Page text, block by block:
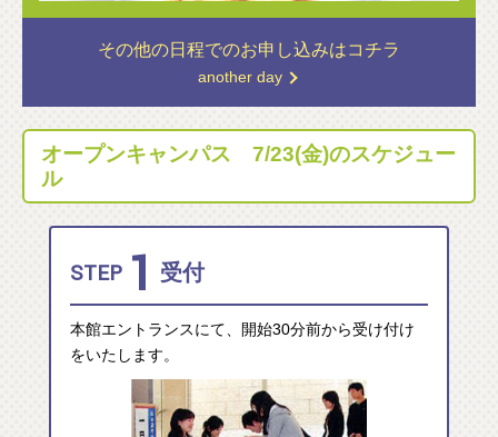
その他の日程でのお申し込みはコチラ
another day
オープンキャンパス 7/23(金)のスケジュー
ル
STEP 1 受付
本館エントランスにて、開始30分前から受け付け
をいたします。